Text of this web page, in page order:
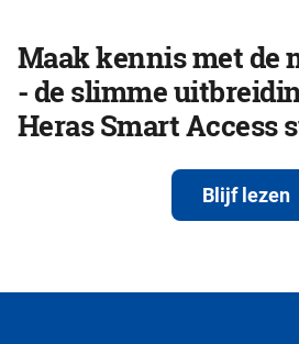
Maak kennis met de
- de slimme
Heras Smart Access
Blijf lezen